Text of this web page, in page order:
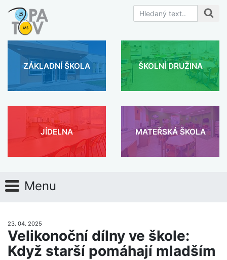
ZÁKLADNÍ ŠKOLA ŠKOLNÍ DRUŽINA
JÍDELNA MATEŘSKÁ ŠKOLA
Menu
23. 04. 2025
Velikonoční dílny ve škole:
Když starší pomáhají mladším